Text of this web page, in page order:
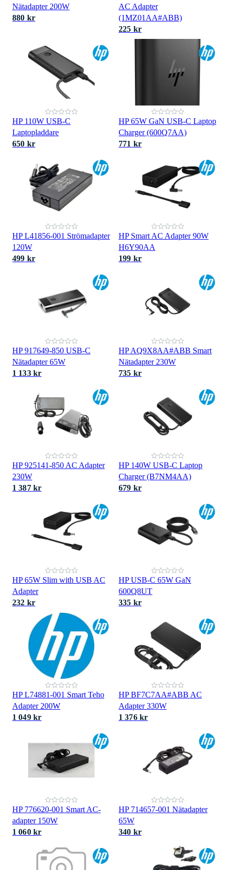
Nätadapter 200W
880 kr
AC Adapter
(1MZ01AA#ABB)
225 kr
HP 110W USB-C
Laptopladdare
650 kr
HP 65W GaN USB-C Laptop
Charger (600Q7AA)
771 kr
HP L41856-001 Strömadapter
120W
499 kr
HP Smart AC Adapter 90W
H6Y90AA
199 kr
HP 917649-850 USB-C
Nätadapter 65W
1 133 kr
HP AQ9X8AA#ABB Smart
Nätadapter 230W
735 kr
HP 925141-850 AC Adapter
230W
1 387 kr
HP 140W USB-C Laptop
Charger (B7NM4AA)
679 kr
HP 65W Slim with USB AC
Adapter
232 kr
HP USB-C 65W GaN
600Q8UT
335 kr
HP L74881-001 Smart Teho
Adapter 200W
1 049 kr
HP BF7C7AA#ABB AC
Adapter 330W
1 376 kr
HP 776620-001 Smart AC-
adapter 150W
1 060 kr
HP 714657-001 Nätadapter
65W
340 kr